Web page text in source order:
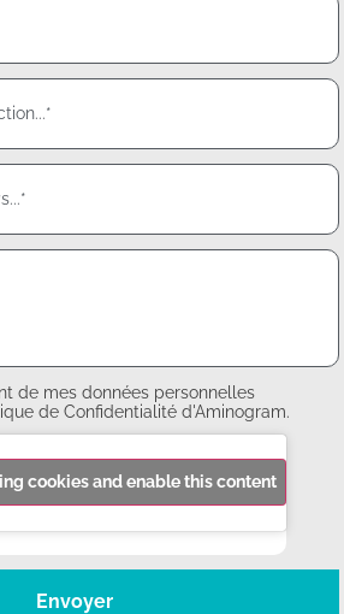
de mes données personnelles
de Confidentialité d'Aminogram.
cookies and enable this content
Envoyer